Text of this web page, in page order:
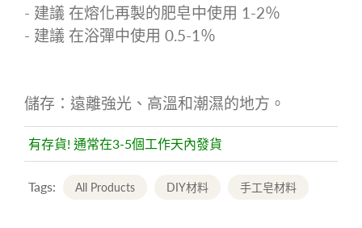
- 建議 在熔化再製的肥皂中使用 1-2％
- 建議 在浴彈中使用 0.5-1％
儲存：遠離強光、高溫和潮濕的地方。
有存貨! 通常在3-5個工作天內發貨
Tags: All Products DIY材料 手工皂材料